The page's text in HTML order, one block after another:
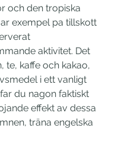
och den tropiska
exempel pa tillskott
aktivitet. Det
te, kaffe och kakao,
i ett vanligt
du nagon faktiskt
effekt av dessa
träna engelska